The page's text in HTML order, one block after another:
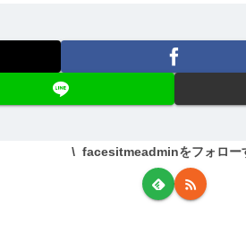
facesitmeadminをフォロー